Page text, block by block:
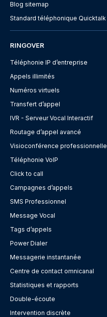
Blog sitemap
Standard téléphonique Quicktalk
RINGOVER
Téléphonie IP d’entreprise
Appels illimités
Numéros virtuels
Transfert d’appel
IVR - Serveur Vocal Interactif
Routage d’appel avancé
Visioconférence professionnelle
Téléphonie VoIP
Click to call
Campagnes d’appels
SMS Professionnel
Message Vocal
Tags d’appels
Power Dialer
Messagerie instantanée
Centre de contact omnicanal
Statistiques et rapports
Double-écoute
Intervention discrète